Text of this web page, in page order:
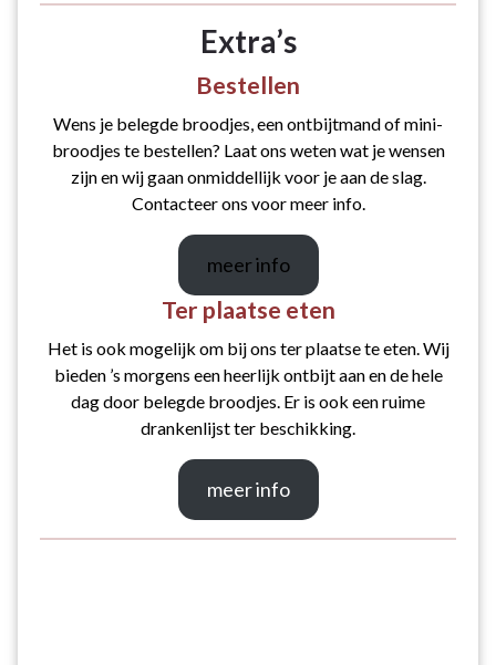
Extra’s
Bestellen
Wens je belegde broodjes, een ontbijtmand of mini-
broodjes te bestellen? Laat ons weten wat je wensen
zijn en wij gaan onmiddellijk voor je aan de slag.
Contacteer ons voor meer info.
meer info
Ter plaatse eten
Het is ook mogelijk om bij ons ter plaatse te eten. Wij
bieden ’s morgens een heerlijk ontbijt aan en de hele
dag door belegde broodjes. Er is ook een ruime
drankenlijst ter beschikking.
meer info